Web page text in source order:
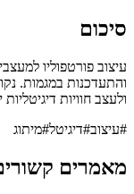
סיכום
עיצוב פורטפוליו
והתעדכנות במגמות.
ולעצב חוויות
#עיצוב#דיגיטל#מיתוג
מאמרים